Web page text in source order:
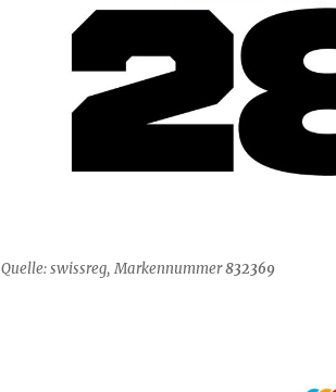
Quelle: swissreg, Markennummer832369